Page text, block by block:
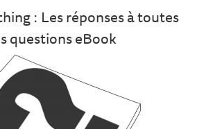
: Les réponses à toutes
questions eBook